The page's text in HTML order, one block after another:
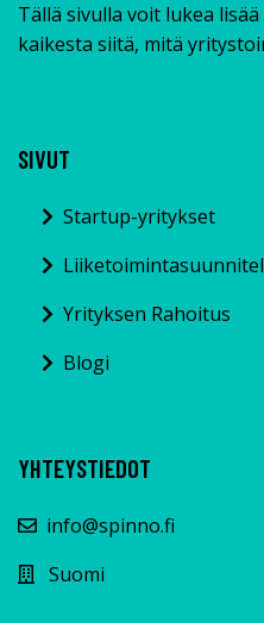
Tällä sivulla voit lukea
kaikesta siitä, mitä
SIVUT
Startup-yritykset
Yrityksen Rahoitus
Blogi
YHTEYSTIEDOT
info@spinno.fi
Suomi